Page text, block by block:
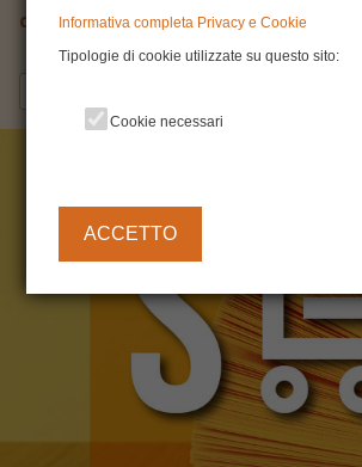
catalogo
Informativa completa Privacy e Cookie
Tipologie di cookie utilizzate su questo sito:
Cookie necessari
ACCETTO